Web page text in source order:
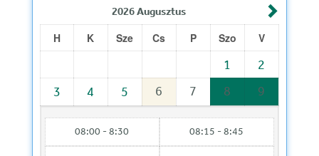
2026Augusztus
H K Sze Cs P Szo V
1
2
3
4 5 6 7 8 9
08:00 - 8:30 08:15 - 8:45